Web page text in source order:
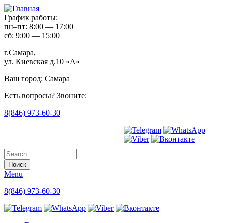
График работы:
пн–пт: 8:00 — 17:00
сб: 9:00 — 15:00
г.Самара,
ул. Киевская д.10 «А»
Ваш город: Самара
Есть вопросы? Звоните:
8(846) 973-60-30
Форма поиска
Menu
8(846) 973-60-30